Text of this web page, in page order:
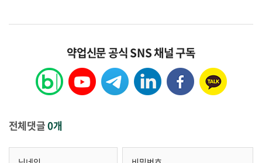
약업신문 공식 SNS 채널 구독
전체댓글0개